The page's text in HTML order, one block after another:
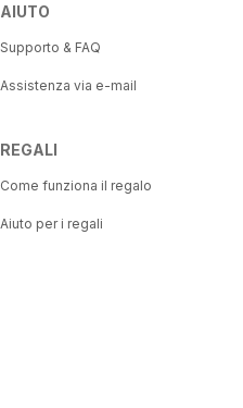
AIUTO
Supporto & FAQ
Assistenza via e-mail
REGALI
Come funziona il regalo
Aiuto per i regali